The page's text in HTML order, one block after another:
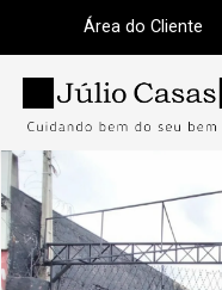
Área do Cliente